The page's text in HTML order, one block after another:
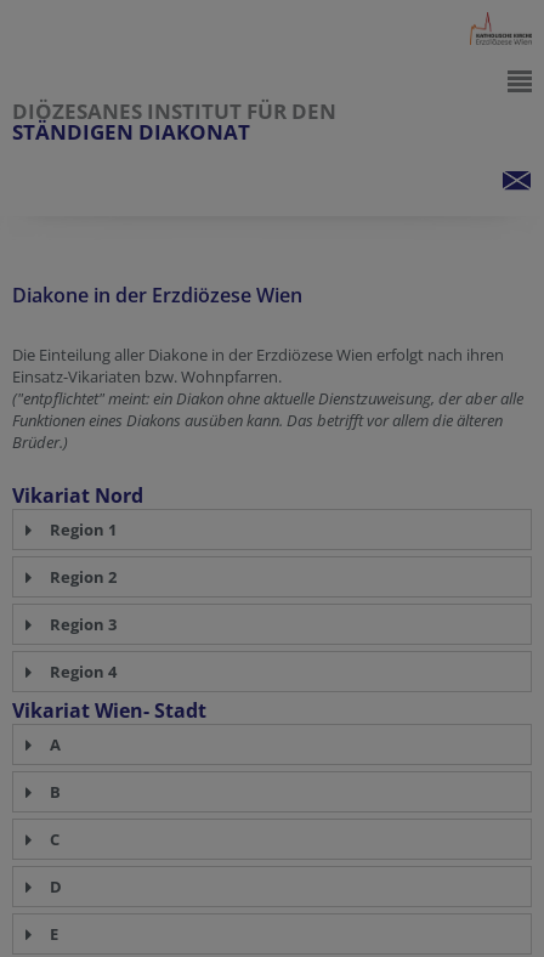
DIÖZESANES INSTITUT FÜR DEN
STÄNDIGEN DIAKONAT
Diakone in der Erzdiözese Wien
Die Einteilung aller Diakone in der Erzdiözese Wien erfolgt nach ihren
Einsatz-Vikariaten bzw. Wohnpfarren.
("entpflichtet" meint: ein Diakon ohne aktuelle Dienstzuweisung, der aber alle
Funktionen eines Diakons ausüben kann. Das betrifft vor allem die älteren
Brüder.)
Vikariat Nord
Region 1
Region 2
Region 3
Region 4
Vikariat Wien- Stadt
A
B
C
D
E